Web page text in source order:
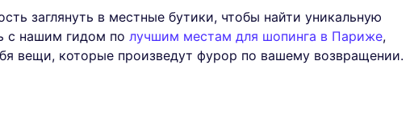
заглянуть в местные бутики, чтобы найти уникальную
с нашим гидом по лучшим местам для шопинга в Париже,
вещи, которые произведут фурор по вашему возвращении.